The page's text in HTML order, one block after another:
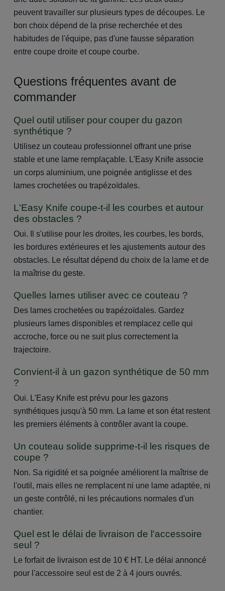
peuvent travailler sur plusieurs types de découpes. Le
bon choix dépend de la prise recherchée et des
habitudes de l'équipe, pas d'une fausse séparation
entre coupe droite et coupe courbe.
Questions fréquentes avant de
commander
Quel outil utiliser pour couper du gazon
synthétique ?
Utilisez un couteau professionnel offrant une prise
stable et une lame remplaçable. L'Easy Knife associe
un corps aluminium, une poignée antiglisse et des
lames crochetées ou trapézoïdales.
L'Easy Knife coupe-t-il les courbes et autour
des obstacles ?
Oui. Il s'utilise pour les droites, les courbes, les bords,
les bordures extérieures et les ajustements autour des
obstacles. Le résultat dépend du choix de la lame et de
la maîtrise du geste.
Quelles lames utiliser avec ce couteau ?
Des lames crochetées ou trapézoïdales. Gardez
plusieurs lames disponibles et remplacez celle qui
accroche, force ou ne suit plus correctement la
trajectoire.
Convient-il à un gazon synthétique de 50 mm
?
Oui. L'Easy Knife est prévu pour les gazons
synthétiques jusqu'à 50 mm. La lame et son état restent
les premiers éléments à contrôler avant la coupe.
Un couteau solide supprime-t-il les risques de
coupe ?
Non. Sa rigidité et sa poignée améliorent la maîtrise de
l'outil, mais elles ne remplacent ni une lame adaptée, ni
un geste contrôlé, ni les précautions normales d'un
chantier.
Quel est le délai de livraison de l'accessoire
seul ?
Le forfait de livraison est de 10 € HT. Le délai annoncé
pour l'accessoire seul est de 2 à 4 jours ouvrés.